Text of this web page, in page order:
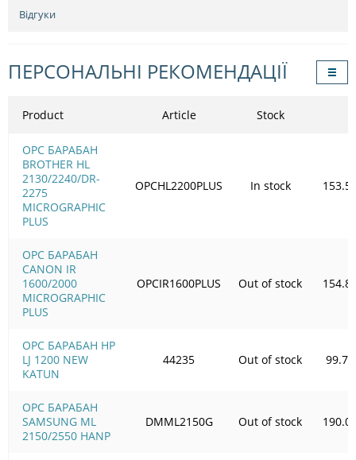
Відгуки
ПЕРСОНАЛЬНІ РЕКОМЕНДАЦІЇ
Product
OPC БАРАБАН
BROTHER HL
2130/2240/DR-
2275
MICROGRAPHIC
PLUS
OPC БАРАБАН
CANON IR
1600/2000
MICROGRAPHIC
PLUS
OPC БАРАБАН HP
LJ 1200 NEW
KATUN
OPC БАРАБАН
SAMSUNG ML
2150/2550 HANP
Article Stock
OPCHL2200PLUS In stock
OPCIR1600PLUS Out of stock
44235 Out of stock 99.78
DMML2150G Out of stock